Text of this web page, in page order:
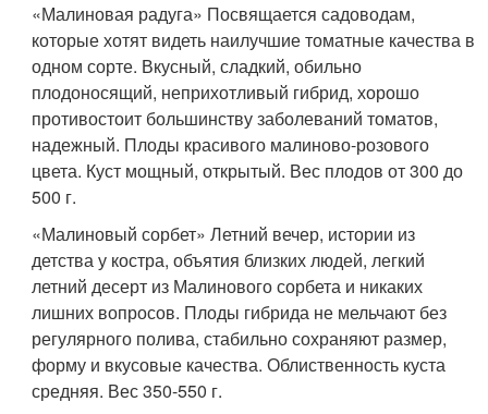
«Малиновая радуга» Посвящается садоводам,
которые хотят видеть наилучшие томатные качества в
одном сорте. Вкусный, сладкий, обильно
плодоносящий, неприхотливый гибрид, хорошо
противостоит большинству заболеваний томатов,
надежный. Плоды красивого малиново-розового
цвета. Куст мощный, открытый. Вес плодов от 300 до
500 г.
«Малиновый сорбет» Летний вечер, истории из
детства у костра, объятия близких людей, легкий
летний десерт из Малинового сорбета и никаких
лишних вопросов. Плоды гибрида не мельчают без
регулярного полива, стабильно сохраняют размер,
форму и вкусовые качества. Облиственность куста
средняя. Вес 350-550 г.